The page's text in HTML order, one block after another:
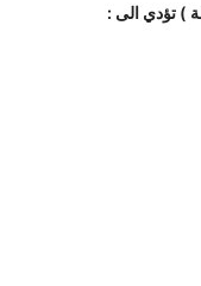
) تؤدي الى :